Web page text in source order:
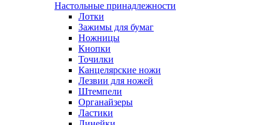
Настольные принадлежности
Лотки
Зажимы для бумаг
Ножницы
Кнопки
Точилки
Канцелярские ножи
Лезвии для ножей
Штемпели
Органайзеры
Ластики